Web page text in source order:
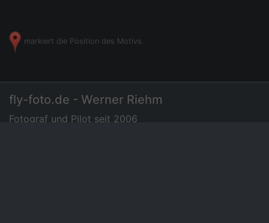
markiert die Position des Motivs.
fly-foto.de - Werner Riehm
Fotograf und Pilot seit 2006